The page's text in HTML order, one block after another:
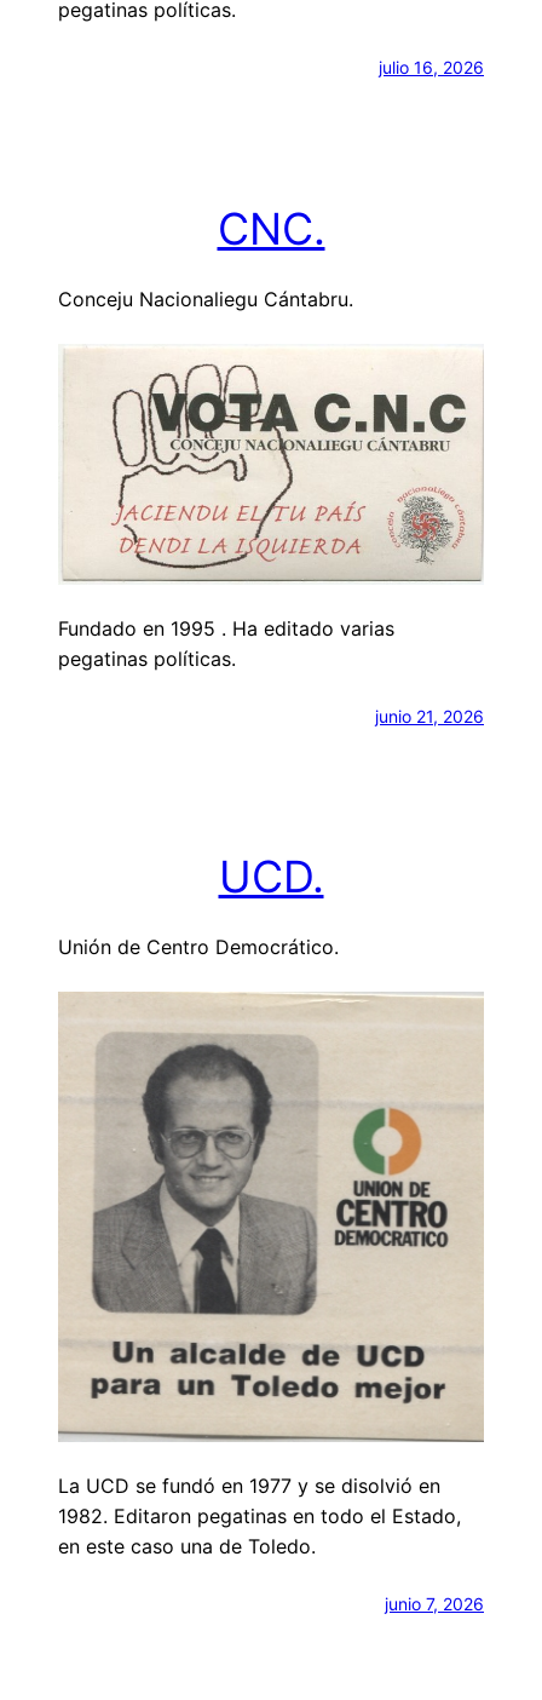
pegatinas políticas.
julio 16, 2026
CNC.
Conceju Nacionaliegu Cántabru.
Fundado en 1995 . Ha editado varias
pegatinas políticas.
junio 21, 2026
UCD.
Unión de Centro Democrático.
La UCD se fundó en 1977 y se disolvió en
1982. Editaron pegatinas en todo el Estado,
en este caso una de Toledo.
junio 7, 2026